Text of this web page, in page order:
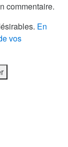
commentaire.
En
vos